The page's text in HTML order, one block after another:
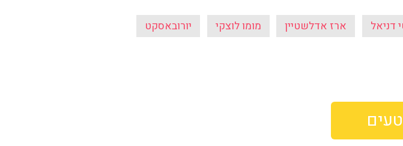
דניאל ארז אדלשטיין מומו לוצקי יורובאסקט